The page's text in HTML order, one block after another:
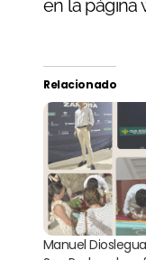
en la página
Relacionado
Manuel